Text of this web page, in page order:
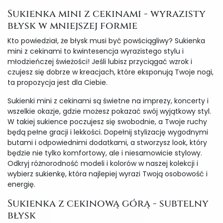
Sukienka mini z cekinami - wyrazisty
błysk w mniejszej formie
Kto powiedział, że błysk musi być powściągliwy? Sukienka
mini z cekinami to kwintesencja wyrazistego stylu i
młodzieńczej świeżości! Jeśli lubisz przyciągać wzrok i
czujesz się dobrze w kreacjach, które eksponują Twoje nogi,
ta propozycja jest dla Ciebie.
Sukienki mini z cekinami są świetne na imprezy, koncerty i
wszelkie okazje, gdzie możesz pokazać swój wyjątkowy styl.
W takiej sukience poczujesz się swobodnie, a Twoje ruchy
będą pełne gracji i lekkości. Dopełnij stylizację wygodnymi
butami i odpowiednimi dodatkami, a stworzysz look, który
będzie nie tylko komfortowy, ale i niesamowicie stylowy.
Odkryj różnorodność modeli i kolorów w naszej kolekcji i
wybierz sukienkę, która najlepiej wyrazi Twoją osobowość i
energię.
Sukienka z cekinową górą - subtelny
błysk